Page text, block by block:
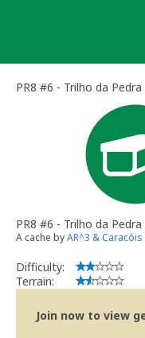
PR8 #6 - Trilho da
PR8 #6 - Trilho da
A cache byAR^3 &
Difficulty:
Terrain:
Join now to view